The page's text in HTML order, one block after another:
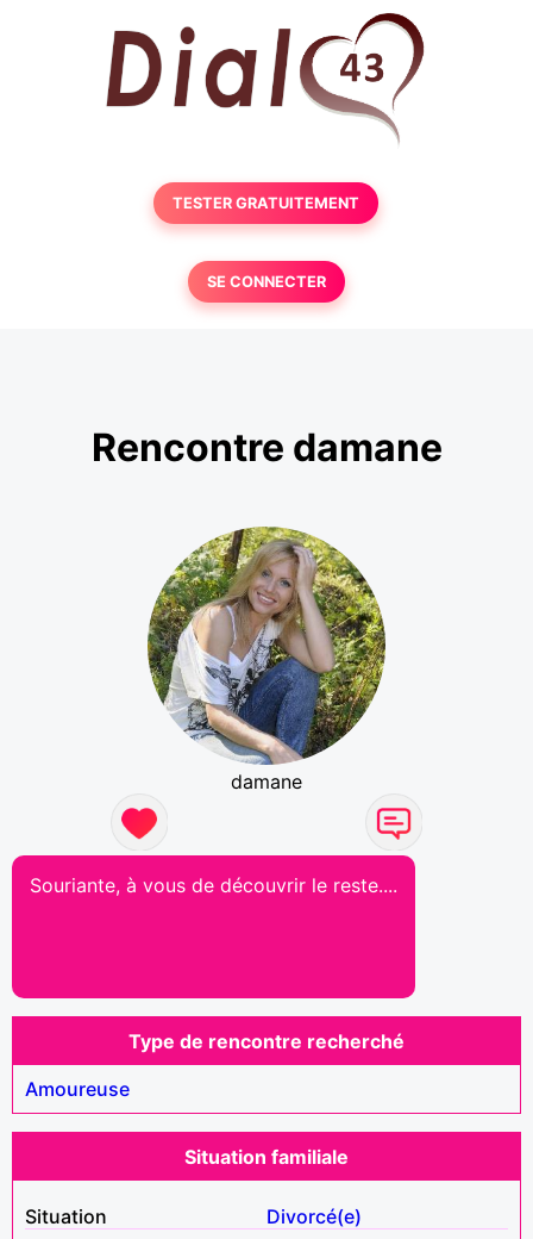
TESTER GRATUITEMENT
SE CONNECTER
Rencontre damane
damane
Souriante, à vous de découvrir le reste....
Type de rencontre recherché
Amoureuse
Situation familiale
Situation
Divorcé(e)